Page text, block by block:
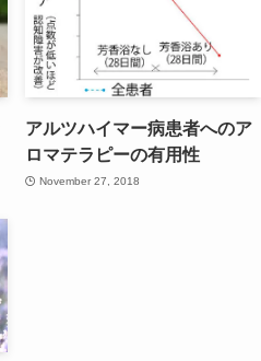
アルツハイマー病患者へのア
ロマテラピーの有用性
November 27, 2018